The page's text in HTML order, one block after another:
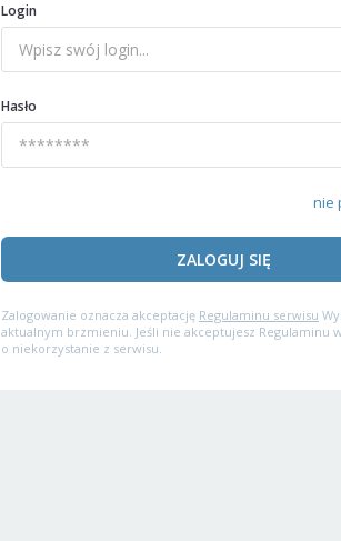
Login
Hasło
nie
ZALOGUJ SIĘ
Zalogowanie oznacza akceptację Regulaminu serwisu
aktualnym brzmieniu. Jeśli nie akceptujesz Regulaminu
o niekorzystanie z serwisu.